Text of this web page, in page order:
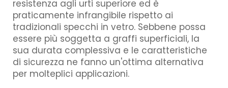
resistenza agli urti superiore ed è
praticamente infrangibile rispetto ai
tradizionali specchi in vetro. Sebbene possa
essere più soggetta a graffi superficiali, la
sua durata complessiva e le caratteristiche
di sicurezza ne fanno un'ottima alternativa
per molteplici applicazioni.